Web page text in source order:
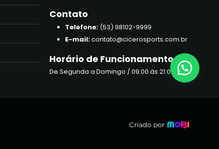
Contato
Telefone: (53) 98102-9999
E-mail:contato@cicerosports.com.br
Horário de Funcionamento
De Segunda a Domingo / 09:00 às 21:00hrs